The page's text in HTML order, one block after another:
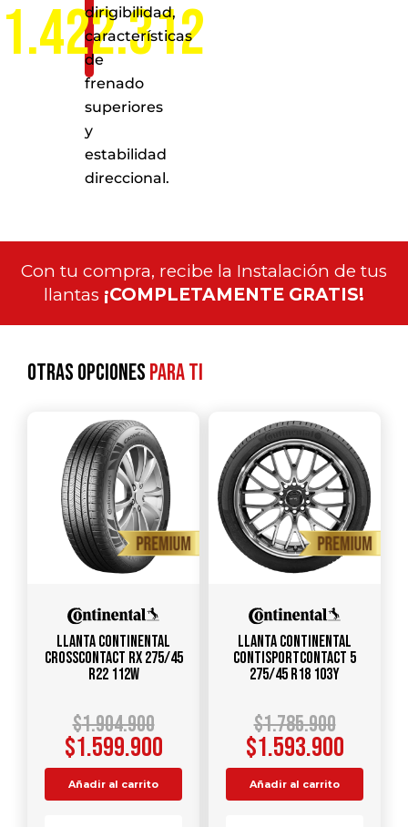
dirigibilidad,
características
de
frenado
superiores
y
estabilidad
direccional.
Con tu compra, recibe la Instalación de tus
llantas ¡COMPLETAMENTE GRATIS!
Otras opcionespara ti
Llanta CONTINENTAL
CrossContact RX 275/45
R22 112W
$1.904.900
$1.599.900
Añadir al carrito
Llanta CONTINENTAL
ContiSportContact 5
275/45 R18 103Y
$1.785.900
$1.593.900
Añadir al carrito